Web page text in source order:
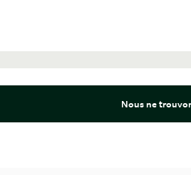
Nous ne